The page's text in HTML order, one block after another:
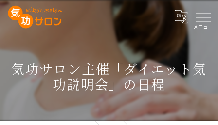
気功サロン主催「ダイエット気
功説明会」の日程